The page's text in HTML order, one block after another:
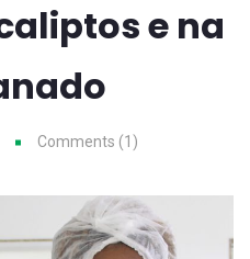
e na
Comments (1)